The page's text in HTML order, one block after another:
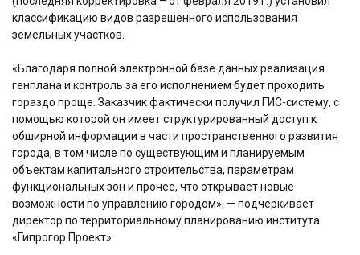
классификацию видов разрешенного использования
земельных участков.
«Благодаря полной электронной базе данных реализация
генплана и контроль за его исполнением будет проходить
гораздо проще. Заказчик фактически получил ГИС-систему, с
помощью которой он имеет структурированный доступ к
обширной информации в части пространственного развития
города, в том числе по существующим и планируемым
объектам капитального строительства, параметрам
функциональных зон и прочее, что открывает новые
возможности по управлению городом», — подчеркивает
директор по территориальному планированию института
«Гипрогор Проект».